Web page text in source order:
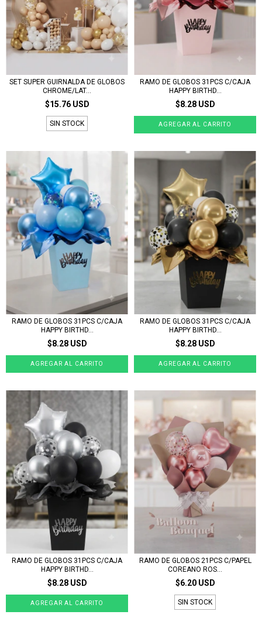
SET SUPER GUIRNALDA DE GLOBOS
CHROME/LAT...
$15.76 USD
SIN STOCK
RAMO DE GLOBOS 31PCS C/CAJA
HAPPY BIRTHD...
$8.28 USD
RAMO DE GLOBOS 31PCS C/CAJA
HAPPY BIRTHD...
$8.28 USD
RAMO DE GLOBOS 31PCS C/CAJA
HAPPY BIRTHD...
$8.28 USD
RAMO DE GLOBOS 31PCS C/CAJA
HAPPY BIRTHD...
$8.28 USD
RAMO DE GLOBOS 21PCS C/PAPEL
COREANO ROS...
$6.20 USD
SIN STOCK